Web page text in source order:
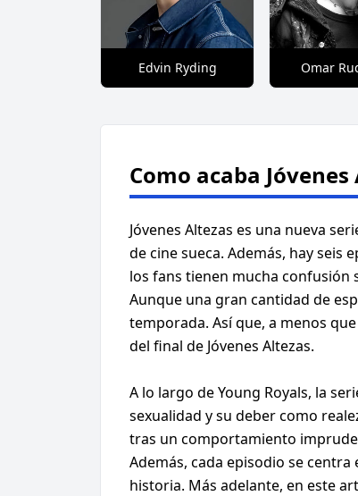
Edvin Ryding Omar
Como acaba Jóvenes
Jóvenes Altezas es una nueva
de cine sueca. Además, hay seis
los fans tienen mucha confusión
Aunque una gran cantidad de
temporada. Así que, a menos
del final de Jóvenes Altezas.
A lo largo de Young Royals, la
sexualidad y su deber como
tras un comportamiento
Además, cada episodio se
historia. Más adelante, en este